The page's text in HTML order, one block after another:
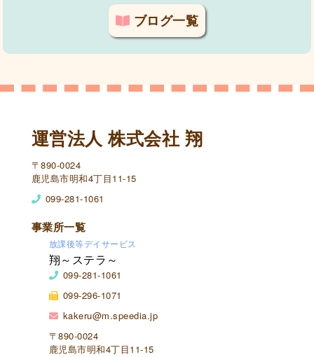
ブログ一覧
運営法人 株式会社 翔
〒890-0024
鹿児島市明和4丁目11-15
099-281-1061
事業所一覧
放課後等デイサービス
翔～ステラ～
099-281-1061
099-296-1071
kakeru@m.speedia.jp
〒890-0024
鹿児島市明和4丁目11-15